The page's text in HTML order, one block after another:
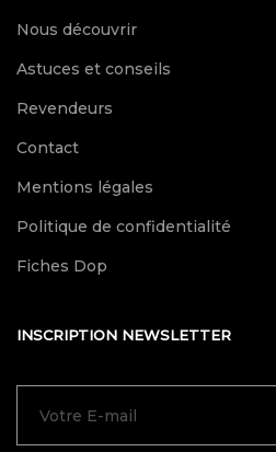
Nous découvrir
Astuces et conseils
Revendeurs
Contact
Mentions légales
Politique de confidentialité
Fiches Dop
INSCRIPTION NEWSLETTER